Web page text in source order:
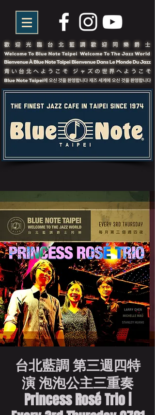
台北藍調 第三週四特
演 泡泡公主三重奏
Princess Rosé Trio |